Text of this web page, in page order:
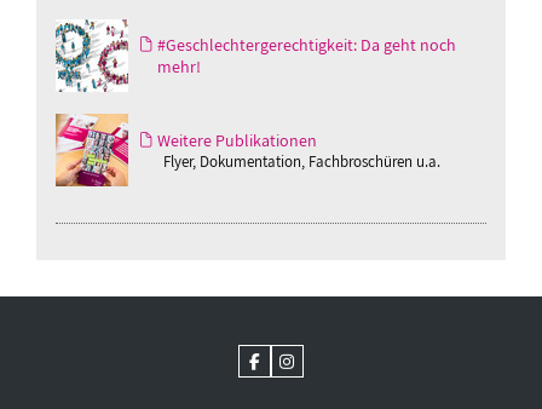
#Geschlechtergerechtigkeit: Da geht noch
mehr!
Weitere Publikationen
Flyer, Dokumentation, Fachbroschüren u.a.